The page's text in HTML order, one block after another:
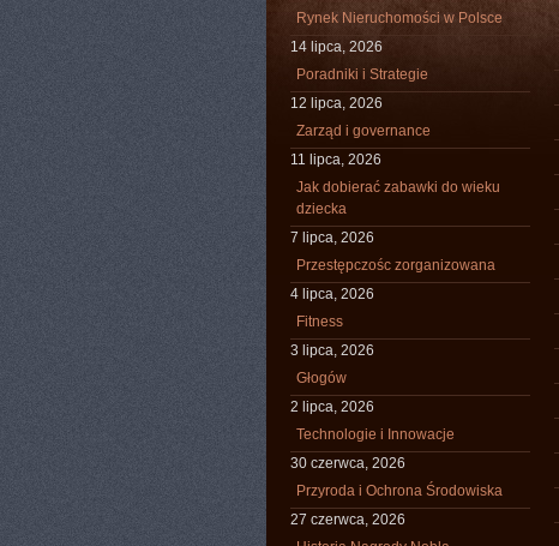
Rynek Nieruchomości w Polsce
14 lipca, 2026
Poradniki i Strategie
12 lipca, 2026
Zarząd i governance
11 lipca, 2026
Jak dobierać zabawki do wieku
dziecka
7 lipca, 2026
Przestępczośc zorganizowana
4 lipca, 2026
Fitness
3 lipca, 2026
Głogów
2 lipca, 2026
Technologie i Innowacje
30 czerwca, 2026
Przyroda i Ochrona Środowiska
27 czerwca, 2026